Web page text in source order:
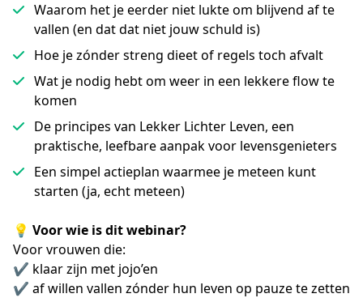
Waarom het je eerder niet lukte om blijvend af te
vallen (en dat dat niet jouw schuld is)
Hoe je zónder streng dieet of regels toch afvalt
Wat je nodig hebt om weer in een lekkere flow te
komen
De principes van Lekker Lichter Leven, een
praktische, leefbare aanpak voor levensgenieters
Een simpel actieplan waarmee je meteen kunt
starten (ja, echt meteen)
💡 Voor wie is dit webinar?
Voor vrouwen die:
✔️ klaar zijn met jojo’en
✔️ af willen vallen zónder hun leven op pauze te zetten